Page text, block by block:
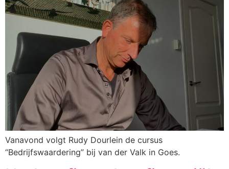
Vanavond volgt Rudy Dourlein de cursus
“Bedrijfswaardering” bij van der Valk in Goes.